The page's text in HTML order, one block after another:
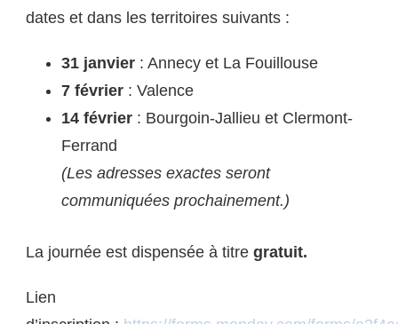
dates et dans les territoires suivants :
31 janvier : Annecy et La Fouillouse
7 février : Valence
14 février : Bourgoin-Jallieu et Clermont-
Ferrand
(Les adresses exactes seront
communiquées prochainement.)
La journée est dispensée à titre gratuit.
Lien